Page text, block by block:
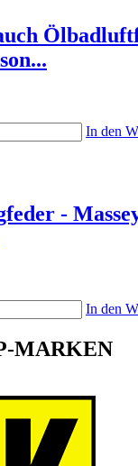
In den
-
In den
MARKEN